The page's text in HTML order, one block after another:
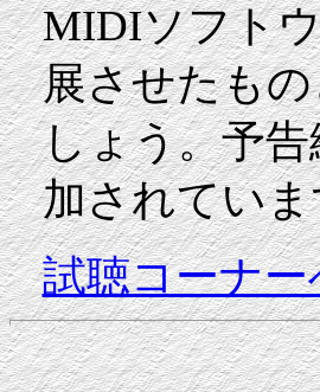
MIDIソフト
展させたも
しょう。予
加されてい
試聴コーナー